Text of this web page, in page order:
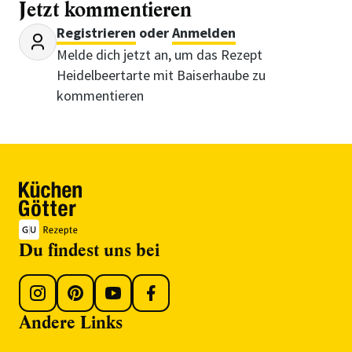
Jetzt kommentieren
Registrieren oderAnmelden
Melde dich jetzt an, um das Rezept
Heidelbeertarte mit Baiserhaube zu
kommentieren
Du findest uns bei
Andere Links